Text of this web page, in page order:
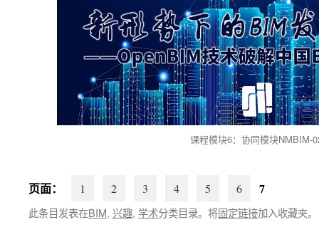
课程模块6：协同模块NMBIM-
页面： 1 2 3 4 5 6 7
此条目发表在BIM, 兴趣, 学术分类目录。将固定链接加入收藏夹。